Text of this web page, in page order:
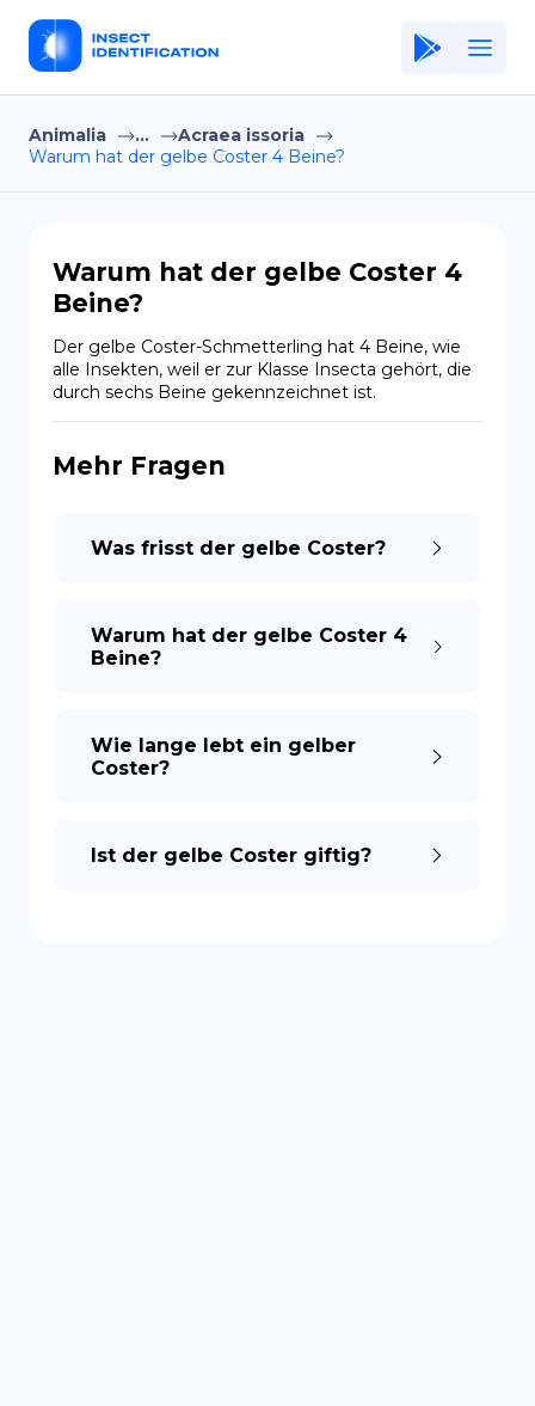
Home
Application
Terms of Use
Privacy Policy
DE
Copiright © Niro ID
Animalia ...
Acraea issoria
Warum hat der gelbe Coster 4 Beine?
Warum hat der gelbe Coster 4
Beine?
Der gelbe Coster-Schmetterling hat 4 Beine, wie
alle Insekten, weil er zur Klasse Insecta gehört, die
durch sechs Beine gekennzeichnet ist.
Mehr Fragen
Was frisst der gelbe Coster?
Warum hat der gelbe Coster 4
Beine?
Wie lange lebt ein gelber
Coster?
Ist der gelbe Coster giftig?